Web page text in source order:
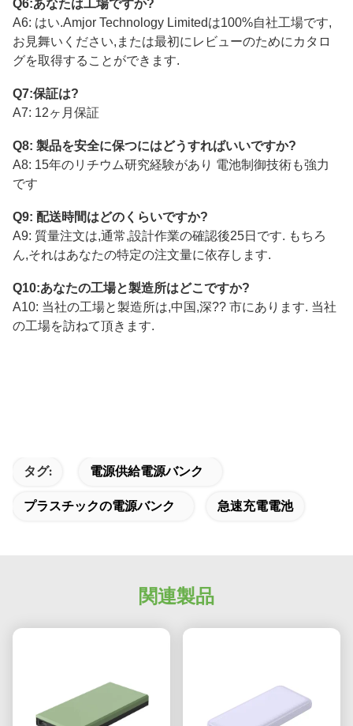
Q6:あなたは工場ですか?
A6: はい.Amjor Technology Limitedは100%自社工場です,
お見舞いください,または最初にレビューのためにカタロ
グを取得することができます.
Q7:保証は?
A7: 12ヶ月保証
Q8: 製品を安全に保つにはどうすればいいですか?
A8: 15年のリチウム研究経験があり 電池制御技術も強力
です
Q9: 配送時間はどのくらいですか?
A9: 質量注文は,通常,設計作業の確認後25日です. もちろ
ん,それはあなたの特定の注文量に依存します.
Q10:あなたの工場と製造所はどこですか?
A10: 当社の工場と製造所は,中国,深?? 市にあります. 当社
の工場を訪ねて頂きます.
タグ: 電源供給電源バンク
プラスチックの電源バンク 急速充電電池
関連製品